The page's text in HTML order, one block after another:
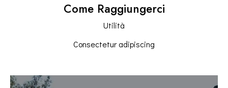
Come Raggiungerci
Utilità
Consectetur adipiscing